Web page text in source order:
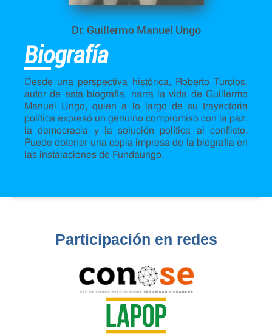
Dr. Guillermo Manuel Ungo
Biografía
Desde una perspectiva histórica, Roberto Turcios,
autor de esta biografía, narra la vida de Guillermo
Manuel Ungo, quien a lo largo de su trayectoria
política expresó un genuino compromiso con la paz,
la democracia y la solución política al conflicto.
Puede obtener una copia impresa de la biografía en
las instalaciones de Fundaungo.
Participación en redes